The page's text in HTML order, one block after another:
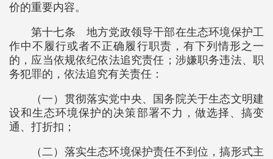
价的重要内容。
第十七条 地方党政领导干部在生态环境保护工
作中不履行或者不正确履行职责，有下列情形之一
的，应当依规依纪依法追究责任；涉嫌职务违法、职
务犯罪的，依法追究有关责任：
（一）贯彻落实党中央、国务院关于生态文明建
设和生态环境保护的决策部署不力，做选择、搞变
通、打折扣；
（二）落实生态环境保护责任不到位，搞形式主